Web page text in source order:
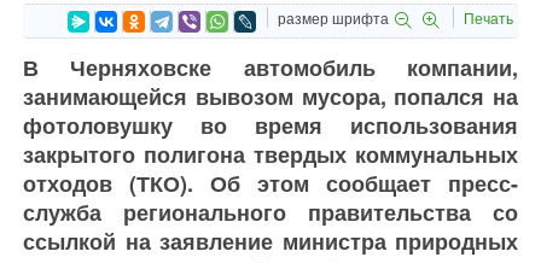
размер шрифта Печать
В Черняховске автомобиль компании,
занимающейся вывозом мусора, попался на
фотоловушку во время использования
закрытого полигона твердых коммунальных
отходов (ТКО). Об этом сообщает пресс-
служба регионального правительства со
ссылкой на заявление министра природных